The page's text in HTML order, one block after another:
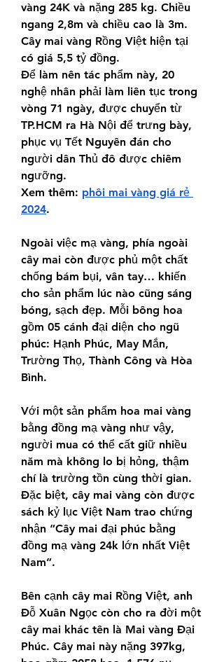
vàng 24K và nặng 285 kg. Chiều
ngang 2,8m và chiều cao là 3m.
Cây mai vàng Rồng Việt hiện tại
có giá 5,5 tỷ đồng.
Để làm nên tác phẩm này, 20
nghệ nhân phải làm liên tục trong
vòng 71 ngày, được chuyển từ
TP.HCM ra Hà Nội để trưng bày,
phục vụ Tết Nguyên đán cho
người dân Thủ đô được chiêm
ngưỡng.
Xem thêm: phôi mai vàng giá rẻ
2024.
Ngoài việc mạ vàng, phía ngoài
cây mai còn được phủ một chất
chống bám bụi, vân tay… khiến
cho sản phẩm lúc nào cũng sáng
bóng, sạch đẹp. Mỗi bông hoa
gồm 05 cánh đại diện cho ngũ
phúc: Hạnh Phúc, May Mắn,
Trường Thọ, Thành Công và Hòa
Bình.
Với một sản phẩm hoa mai vàng
bằng đồng mạ vàng như vậy,
người mua có thể cất giữ nhiều
năm mà không lo bị hỏng, thậm
chí là trường tồn cùng thời gian.
Đặc biệt, cây mai vàng còn được
sách kỷ lục Việt Nam trao chứng
nhận “Cây mai đại phúc bằng
đồng mạ vàng 24k lớn nhất Việt
Nam”.
Bên cạnh cây mai Rồng Việt, anh
Đỗ Xuân Ngọc còn cho ra đời một
cây mai khác tên là Mai vàng Đại
Phúc. Cây mai này nặng 397kg,